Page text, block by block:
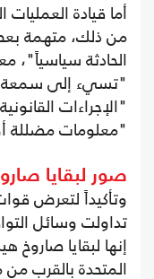
أما قيادة
من ذلك، متهمة
الحادثة سياسياً"،
"تسيء إلى سمعة
"الإجراءات
"معلومات مضللة
صور لبقايا
وتأكيداً لتعرض
تداولت وسائل
إنها لبقايا صاروخ
المتحدة بالقرب